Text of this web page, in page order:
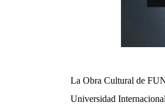
La Obra Cultural de
Universidad